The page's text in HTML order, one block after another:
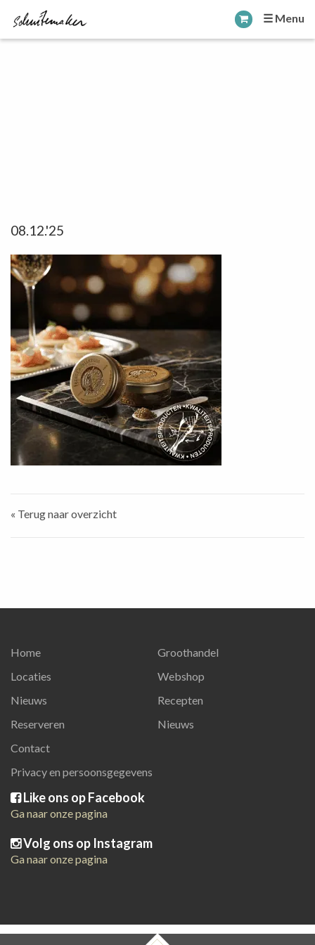
☰ Menu
08.12.'25
« Terug naar overzicht
Home
Locaties
Nieuws
Reserveren
Contact
Privacy en persoonsgegevens
Groothandel
Webshop
Recepten
Nieuws
Like ons op Facebook
Ga naar onze pagina
Volg ons op Instagram
Ga naar onze pagina